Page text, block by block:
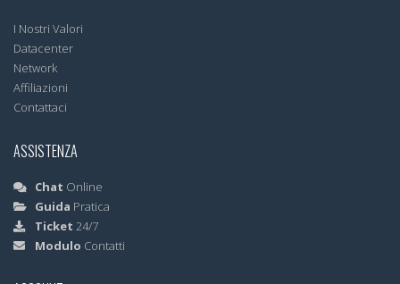
I Nostri Valori
Datacenter
Network
Affiliazioni
Contattaci
ASSISTENZA
Chat Online
Guida Pratica
Ticket 24/7
Modulo Contatti